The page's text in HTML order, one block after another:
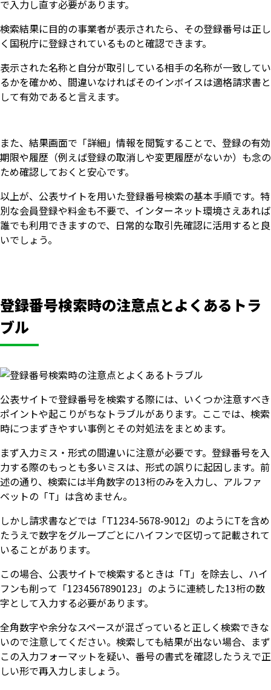
で入力し直す必要があります。
検索結果に目的の事業者が表示されたら、その登録番号は正し
く国税庁に登録されているものと確認できます。
表示された名称と自分が取引している相手の名称が一致してい
るかを確かめ、間違いなければそのインボイスは適格請求書と
して有効であると言えます。
また、結果画面で「詳細」情報を閲覧することで、登録の有効
期限や履歴（例えば登録の取消しや変更履歴がないか）も念の
ため確認しておくと安心です。
以上が、公表サイトを用いた登録番号検索の基本手順です。特
別な会員登録や料金も不要で、インターネット環境さえあれば
誰でも利用できますので、日常的な取引先確認に活用すると良
いでしょう。
登録番号検索時の注意点とよくあるトラ
ブル
公表サイトで登録番号を検索する際には、いくつか注意すべき
ポイントや起こりがちなトラブルがあります。ここでは、検索
時につまずきやすい事例とその対処法をまとめます。
まず入力ミス・形式の間違いに注意が必要です。登録番号を入
力する際のもっとも多いミスは、形式の誤りに起因します。前
述の通り、検索には半角数字の13桁のみを入力し、アルファ
ベットの「T」は含めません。
しかし請求書などでは「T1234-5678-9012」のようにTを含め
たうえで数字をグループごとにハイフンで区切って記載されて
いることがあります。
この場合、公表サイトで検索するときは「T」を除去し、ハイ
フンも削って「1234567890123」のように連続した13桁の数
字として入力する必要があります。
全角数字や余分なスペースが混ざっていると正しく検索できな
いので注意してください。検索しても結果が出ない場合、まず
この入力フォーマットを疑い、番号の書式を確認したうえで正
しい形で再入力しましょう。